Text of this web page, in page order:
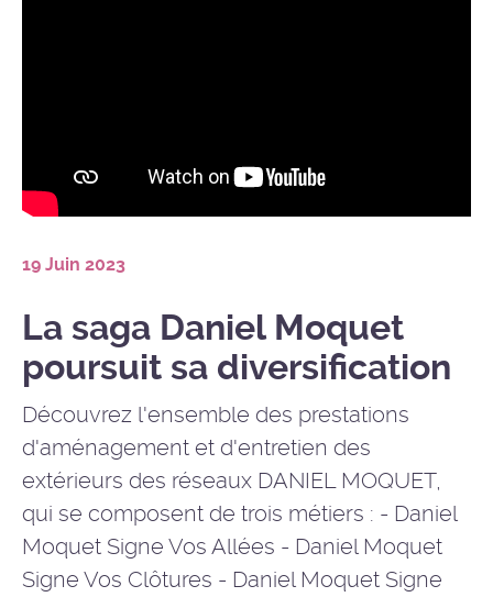
19 Juin 2023
La saga Daniel Moquet
poursuit sa diversification
Découvrez l'ensemble des prestations
d'aménagement et d'entretien des
extérieurs des réseaux DANIEL MOQUET,
qui se composent de trois métiers : - Daniel
Moquet Signe Vos Allées - Daniel Moquet
Signe Vos Clôtures - Daniel Moquet Signe